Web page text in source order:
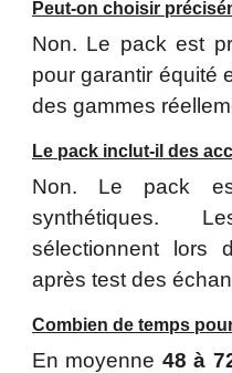
Peut-on choisir
Non. Le pack est
pour garantir équité
des gammes
Le pack inclut-il des
Non. Le pack
synthétiques.
sélectionnent lors
après test des
Combien de temps
En moyenne 48 à